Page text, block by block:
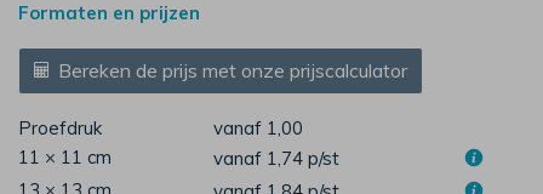
Formaten en prijzen
Bereken de prijs met onze prijscalculator
Proefdruk
vanaf 1,00
11 × 11 cm
vanaf 1,74 p/st